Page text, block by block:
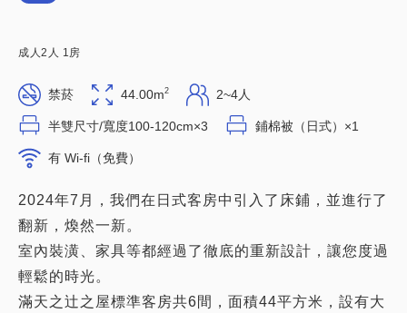
成人 2 人 1 房
禁菸 44.00m2 2~4人
半雙尺寸/寬度100-120cm×3 鋪棉被（日式）×1
有 Wi-fi（免費）
2024年7月，我們在日式客房中引入了床鋪，並進行了
翻新，煥然一新。
室內裝潢、家具等都經過了徹底的重新設計，讓您度過
輕鬆的時光。
滿天之辻之屋標準客房共6間，面積44平方米，設有大